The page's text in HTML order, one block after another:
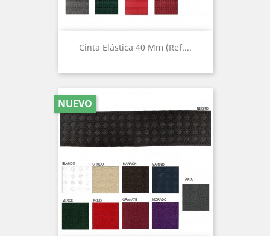
Cinta Elástica 40 Mm (Ref....
NUEVO